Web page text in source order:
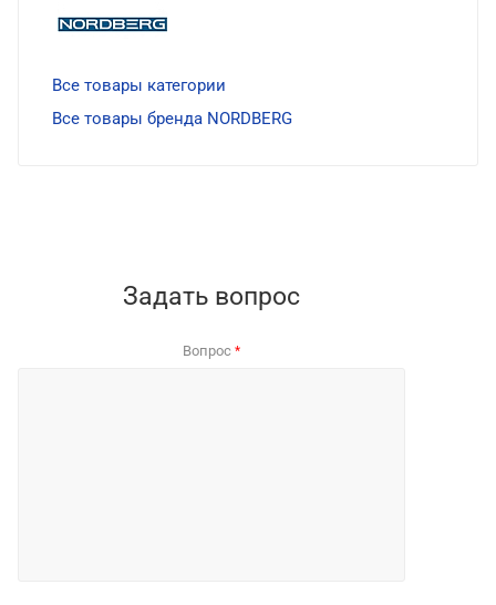
Все товары категории
Все товары бренда NORDBERG
Задать вопрос
Вопрос *